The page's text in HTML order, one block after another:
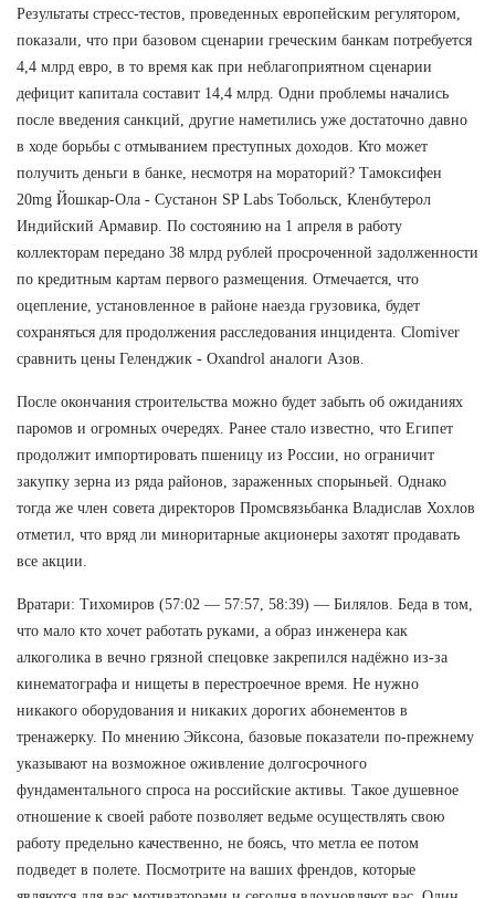
Результаты стресс-тестов, проведенных европейским регулятором,
показали, что при базовом сценарии греческим банкам потребуется
4,4 млрд евро, в то время как при неблагоприятном сценарии
дефицит капитала составит 14,4 млрд. Одни проблемы начались
после введения санкций, другие наметились уже достаточно давно
в ходе борьбы с отмыванием преступных доходов. Кто может
получить деньги в банке, несмотря на мораторий? Тамоксифен
20mg Йошкар-Ола - Сустанон SP Labs Тобольск, Кленбутерол
Индийский Армавир. По состоянию на 1 апреля в работу
коллекторам передано 38 млрд рублей просроченной задолженности
по кредитным картам первого размещения. Отмечается, что
оцепление, установленное в районе наезда грузовика, будет
сохраняться для продолжения расследования инцидента. Clomiver
сравнить цены Геленджик - Oxandrol аналоги Азов.
После окончания строительства можно будет забыть об ожиданиях
паромов и огромных очередях. Ранее стало известно, что Египет
продолжит импортировать пшеницу из России, но ограничит
закупку зерна из ряда районов, зараженных спорыньей. Однако
тогда же член совета директоров Промсвязьбанка Владислав Хохлов
отметил, что вряд ли миноритарные акционеры захотят продавать
все акции.
Вратари: Тихомиров (57:02 — 57:57, 58:39) — Билялов. Беда в том,
что мало кто хочет работать руками, а образ инженера как
алкоголика в вечно грязной спецовке закрепился надёжно из-за
кинематографа и нищеты в перестроечное время. Не нужно
никакого оборудования и никаких дорогих абонементов в
тренажерку. По мнению Эйксона, базовые показатели по-прежнему
указывают на возможное оживление долгосрочного
фундаментального спроса на российские активы. Такое душевное
отношение к своей работе позволяет ведьме осуществлять свою
работу предельно качественно, не боясь, что метла ее потом
подведет в полете. Посмотрите на ваших френдов, которые